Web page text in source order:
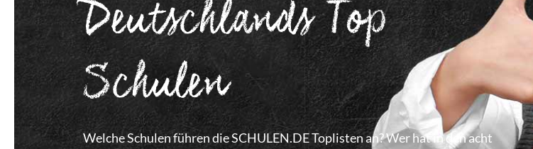
Deutschlands Top
Schulen
Welche Schulen führen die SCHULEN.DE Toplisten an? Wer hat in den acht